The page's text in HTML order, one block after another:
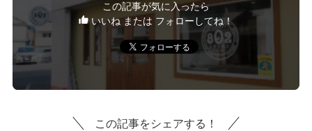
この記事が気に入ったら
いいね または フォローしてね！
この記事をシェアする！